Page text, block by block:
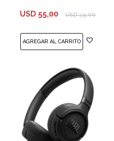
USD 55,00 USD 59,00